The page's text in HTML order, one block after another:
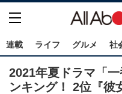
連載 ライフ グルメ 社
2021年夏ドラマ「
ンキング！ 2位『彼